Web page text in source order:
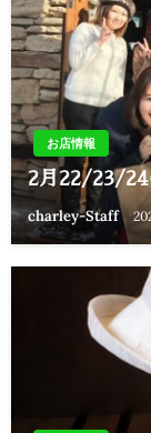
お店情報
2月22/23/24
charley-Staff